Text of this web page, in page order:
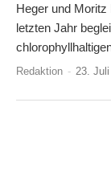
Heger und Moritz
letzten Jahr
Redaktion - 23.